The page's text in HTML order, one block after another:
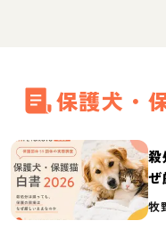
保護犬・
殺
ぜ
牧